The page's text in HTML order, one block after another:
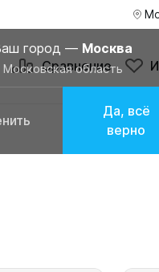
Сравнение
город — Москва
Московская область
Да, всё
верно
Сравнение